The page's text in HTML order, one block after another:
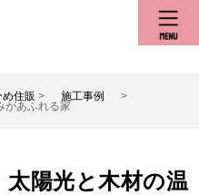
住販 > 施工事例
>
があふれる家
太陽光と木材の温